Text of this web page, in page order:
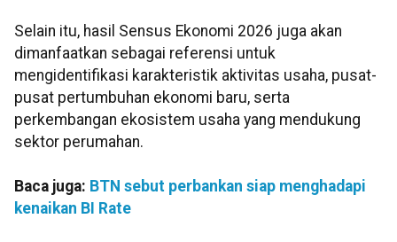
Selain itu, hasil Sensus Ekonomi 2026 juga akan
dimanfaatkan sebagai referensi untuk
mengidentifikasi karakteristik aktivitas usaha, pusat-
pusat pertumbuhan ekonomi baru, serta
perkembangan ekosistem usaha yang mendukung
sektor perumahan.
Baca juga: BTN sebut perbankan siap menghadapi
kenaikan BI Rate